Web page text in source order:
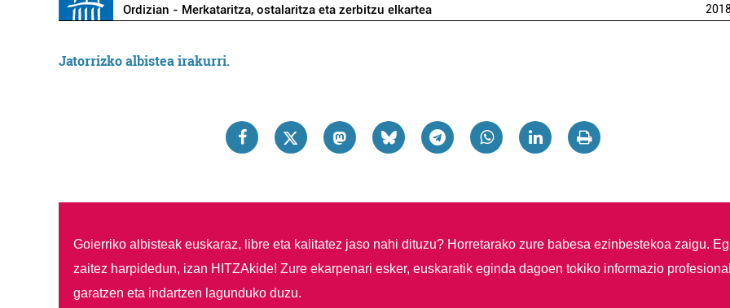
Ordizian - Merkataritza, ostalaritza eta zerbitzu elkartea
Jatorrizko albistea irakurri.
Goierriko albisteak euskaraz, libre eta kalitatez jaso nahi dituzu? Horretarako zure babesa ezinbestekoa zaigu.
zaitez harpidedun, izan HITZAkide! Zure ekarpenari esker, euskaratik eginda dagoen tokiko informazio
garatzen eta indartzen lagunduko duzu.